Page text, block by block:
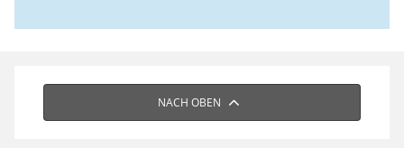
NACH OBEN